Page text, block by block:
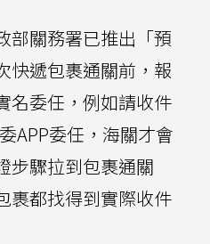
部關務署已推出「預
快遞包裹通關前，報
名委任，例如請收件
APP委任，海關才會
步驟拉到包裹通關
裹都找得到實際收件